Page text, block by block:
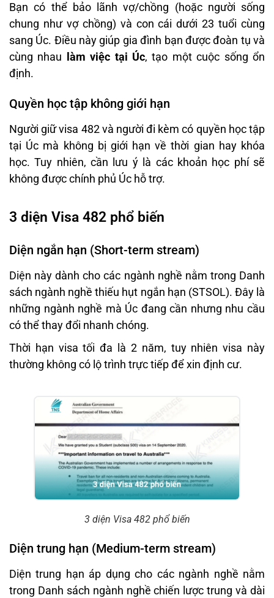
Bạn có thể bảo lãnh vợ/chồng (hoặc người sống
chung như vợ chồng) và con cái dưới 23 tuổi cùng
sang Úc. Điều này giúp gia đình bạn được đoàn tụ và
cùng nhau làm việc tại Úc, tạo một cuộc sống ổn
định.
Quyền học tập không giới hạn
Người giữ visa 482 và người đi kèm có quyền học tập
tại Úc mà không bị giới hạn về thời gian hay khóa
học. Tuy nhiên, cần lưu ý là các khoản học phí sẽ
không được chính phủ Úc hỗ trợ.
3 diện Visa 482 phổ biến
Diện ngắn hạn (Short-term stream)
Diện này dành cho các ngành nghề nằm trong Danh
sách ngành nghề thiếu hụt ngắn hạn (STSOL). Đây là
những ngành nghề mà Úc đang cần nhưng nhu cầu
có thể thay đổi nhanh chóng.
Thời hạn visa tối đa là 2 năm, tuy nhiên visa này
thường không có lộ trình trực tiếp để xin định cư.
3 diện Visa 482 phổ biến
Diện trung hạn (Medium-term stream)
Diện trung hạn áp dụng cho các ngành nghề nằm
trong Danh sách ngành nghề chiến lược trung và dài